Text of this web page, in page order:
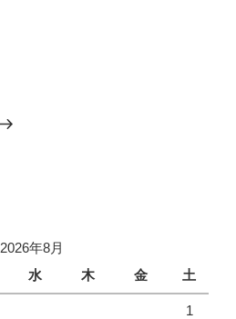
2026年8月
水 木 金 土
1